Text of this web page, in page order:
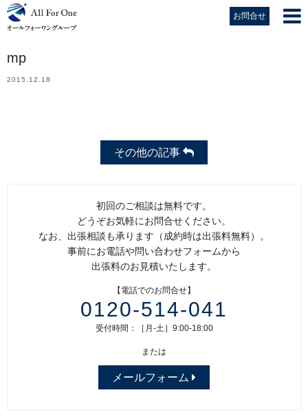
お問合せ
mp
2015.12.18
その他の記事
初回のご相談は無料です。
どうぞお気軽にお問合せください。
なお、出張相談も承ります（成約時は出張料無料）。
事前にお電話や問い合わせフォームから
出張料のお見積いたします。
【電話でのお問合せ】
0120-514-041
受付時間：［月-土］9:00-18:00
または
メールフォーム